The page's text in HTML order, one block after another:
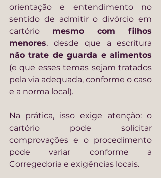
orientação e entendimento no
sentido de admitir o divórcio em
cartório mesmo com filhos
menores
não trate de guarda e alimentos
(e que esses temas sejam tratados
pela via adequada, conforme o caso
e a norma local).
Na prática, isso exige atenção: o
cartório pode solicitar
comprovações e o procedimento
pode variar conforme a
Corregedoria e exigências locais.